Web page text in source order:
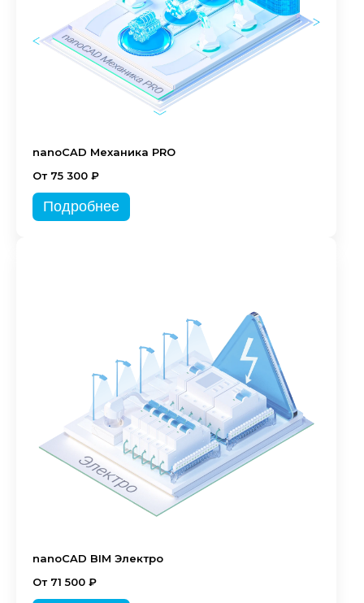
nanoCAD Механика PRO
От 75 300 ₽
Подробнее
nanoCAD BIM Электро
От 71 500 ₽